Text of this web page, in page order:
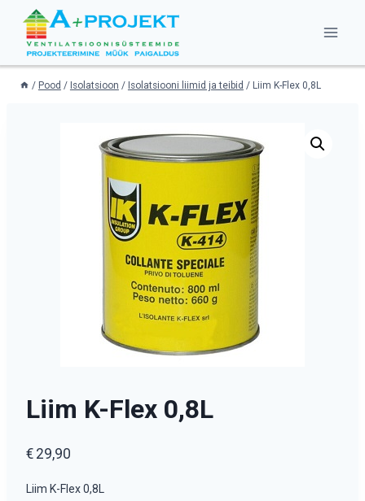
content
/ Pood / Isolatsioon / Isolatsiooni liimid ja teibid / Liim K-Flex 0,8L
Liim K-Flex 0,8L
€ 29,90
Liim K-Flex 0,8L